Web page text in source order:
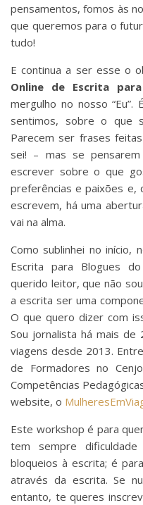
pensamentos, fomos às
que queremos para o
tudo!
E continua a ser esse o
Online de Escrita
mergulho no nosso
sentimos, sobre o que
Parecem ser frases
sei! – mas se
escrever sobre o que
preferências e paixões e,
escrevem, há uma
vai na alma.
Como sublinhei no início,
Escrita para Blogues
querido leitor, que não
a escrita ser uma
O que quero dizer com
Sou jornalista há mais
viagens desde 2013.
de Formadores no
Competências
website, o
Este workshop é para
tem sempre
bloqueios à escrita; é
através da escrita. Se
entanto, te queres